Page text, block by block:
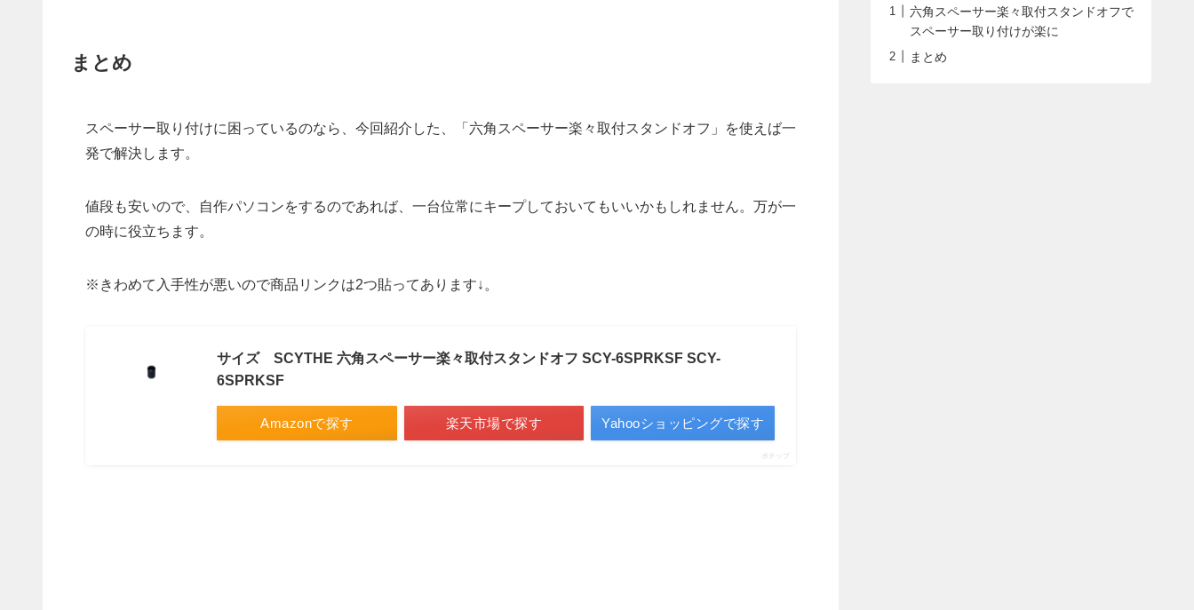
まとめ
スペーサー取り付けに困っているのなら、今回紹介した、「六角スペーサー楽々取付スタンドオフ」を使えば一
発で解決します。
値段も安いので、自作パソコンをするのであれば、一台位常にキープしておいてもいいかもしれません。万が一
の時に役立ちます。
※きわめて入手性が悪いので商品リンクは2つ貼ってあります↓。
サイズ SCYTHE 六角スペーサー楽々取付スタンドオフ SCY-6SPRKSF SCY-
6SPRKSF
Amazonで探す 楽天市場で探す Yahooショッピングで探す
ポチップ
六角スペーサー楽々取付スタンドオフで
スペーサー取り付けが楽に
まとめ